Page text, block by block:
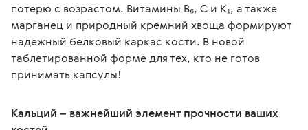
потерю с возрастом. Витамины B₆, С и К₁, а также
марганец и природный кремний хвоща формируют
надежный белковый каркас кости. В новой
таблетированной форме для тех, кто не готов
принимать капсулы!
Кальций – важнейший элемент прочности ваших